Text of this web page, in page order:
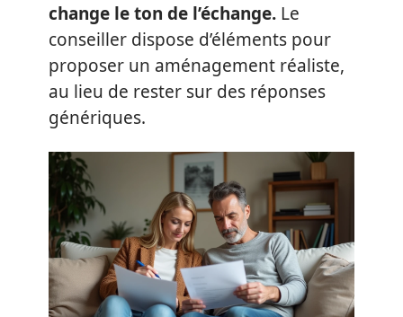
change le ton de l’échange. Le
conseiller dispose d’éléments pour
proposer un aménagement réaliste,
au lieu de rester sur des réponses
génériques.